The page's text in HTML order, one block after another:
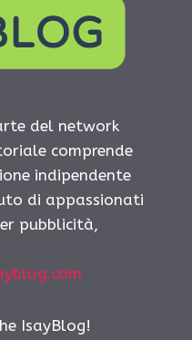
del network
comprende
indipendente
di appassionati
pubblicità,
IsayBlog!